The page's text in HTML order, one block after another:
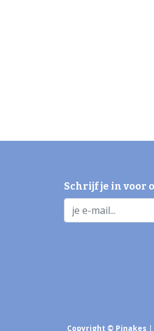
Schrijf je in voor
Copyright © Pinakes |